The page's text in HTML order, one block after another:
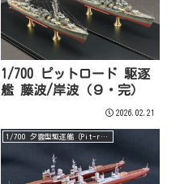
1/700 ピットロード 駆逐
艦 藤波/岸波（９・完）
2026.02.21
1/700 夕雲型駆逐艦（Pit-road）